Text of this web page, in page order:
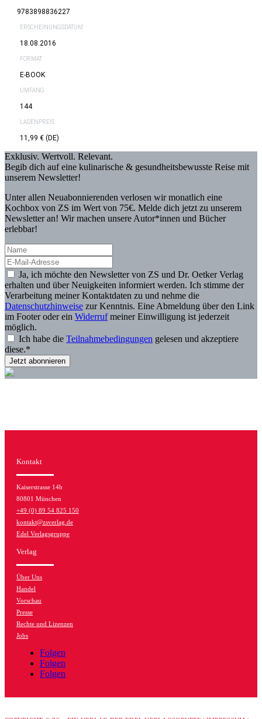
9783898836227
ERSCHEINUNGSDATUM
18.08.2016
FORMAT
E-BOOK
UMFANG
144
LADENPREIS
11,99 € (DE)
Exklusiv. Wertvoll. Relevant.
Begib dich auf eine kulinarische & gesundheitsbewusste Reise mit
unserem Newsletter!
Unter allen Neuabonnierenden verlosen wir monatlich eine
Kochbox von ZS im Wert von 75€. Melde dich jetzt zu unserem
Newsletter an! Wir machen unsere Autor*innen und Bücher
erlebbar!
Ja, ich möchte den Newsletter von ZS und Dr. Oetker Verlag
erhalten und über Neuigkeiten informiert werden. Ich stimme der
Verarbeitung meiner Kontaktdaten zu und nehme die
Datenschutzhinweise zur Kenntnis. Eine Abmeldung über den Link
im Footer oder ein Widerrufmeiner Einwilligung ist jederzeit
möglich.
Ich habe die Teilnahmebedingungen gelesen und akzeptiere
diese.*
Kontakt
Kaiserstrasse 14b
80801 München
+49 (0) 89 54 825 150
kontakt@zsverlag.de
Edel Verlagsgruppe
Verlag
Über Uns
Handel
Vorschau
Presse
Rechte und Lizenzen
Jobs
Folgen
Folgen
Folgen